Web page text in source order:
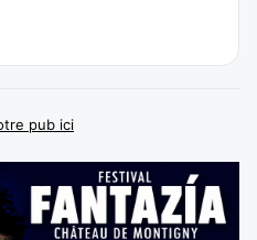
pub ici